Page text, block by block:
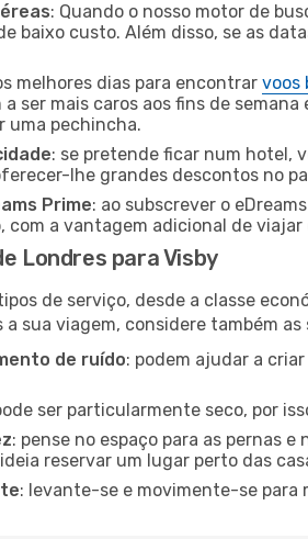
: Quando o nosso motor de
baixo custo. Além disso, se as
melhores dias para encontrar voos
ser mais caros aos fins de
uma pechincha.
: se pretende ficar num hotel,
lhe grandes descontos no
Prime: ao subscrever o
com a vantagem adicional de
Londres para Visby
de serviço, desde a classe
sua viagem, considere também
de ruído: podem ajudar a
ser particularmente seco, por
: pense no espaço para as pernas
reservar um lugar perto das
: levante-se e movimente-se para